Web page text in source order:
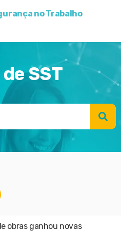
no Trabalho
SST
obras ganhou novas